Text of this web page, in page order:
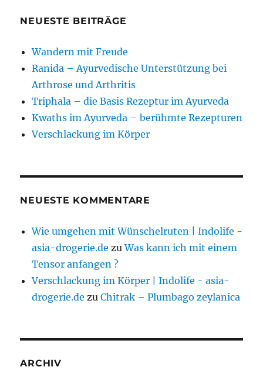
NEUESTE BEITRÄGE
Wandern mit Freude
Ranida – Ayurvedische Unterstützung bei
Arthrose und Arthritis
Triphala – die Basis Rezeptur im Ayurveda
Kwaths im Ayurveda – berühmte Rezepturen
Verschlackung im Körper
NEUESTE KOMMENTARE
Wie umgehen mit Wünschelruten | Indolife -
asia-drogerie.de zuWas kann ich mit einem
Tensor anfangen ?
Verschlackung im Körper | Indolife - asia-
drogerie.de zuChitrak – Plumbago zeylanica
ARCHIV